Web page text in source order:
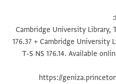
تكبير و تدوير
تكبير و تدوير
Cambridge University Library,
176.37 + Cambridge University
T-S NS 176.14. Available
https://